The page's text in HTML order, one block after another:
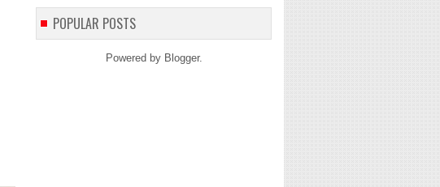
POPULAR POSTS
Powered by Blogger.